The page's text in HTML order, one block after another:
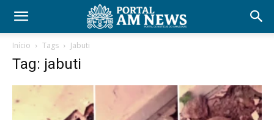
Início Tags Jabuti
Tag: jabuti